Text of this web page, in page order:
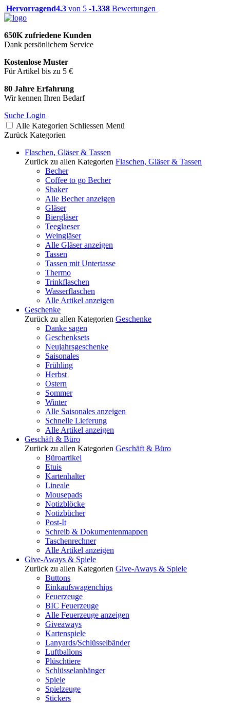
Hervorragend4.3 von 5 -1.338 Bewertungen
650K zufriedene Kunden
Dank persönlichem Service
Kostenlose Muster
Für Artikel bis zu 5 €
80 Jahre Erfahrung
Wir kennen Ihren Bedarf
Suche Login
Alle Kategorien Schliessen Menü
Zurück Kategorien
Flaschen, Gläser & Tassen
Zurück zu allen Kategorien Flaschen, Gläser & Tassen
Becher
Coffee to go Becher
Shaker
Alle Becher anzeigen
Gläser
Biergläser
Teeglaeser
Weingläser
Alle Gläser anzeigen
Tassen
Tassen mit Untertasse
Thermo
Trinkflaschen
Wasserflaschen
Alle Artikel anzeigen
Geschenke
Zurück zu allen Kategorien Geschenke
Danke sagen
Geschenksets
Neujahrsgeschenke
Saisonales
Frühling
Herbst
Ostern
Sommer
Winter
Alle Saisonales anzeigen
Schnelle Lieferung
Alle Artikel anzeigen
Geschäft & Büro
Zurück zu allen Kategorien Geschäft & Büro
Büroartikel
Etuis
Kartenhalter
Lineale
Mousepads
Notizblöcke
Notizbücher
Post-It
Schreib & Dokumentenmappen
Taschenrechner
Alle Artikel anzeigen
Give-Aways & Spiele
Zurück zu allen Kategorien Give-Aways & Spiele
Buttons
Einkaufswagenchips
Feuerzeuge
BIC Feuerzeuge
Alle Feuerzeuge anzeigen
Giveaways
Kartenspiele
Lanyards/Schlüsselbänder
Luftballons
Plüschtiere
Schlüsselanhänger
Spiele
Spielzeuge
Stickers